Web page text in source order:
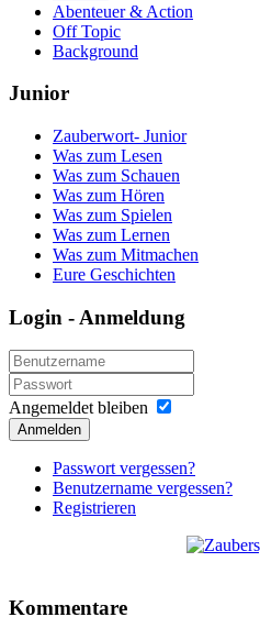
Abenteuer & Action
Off Topic
Background
Junior
Zauberwort- Junior
Was zum Lesen
Was zum Schauen
Was zum Hören
Was zum Spielen
Was zum Lernen
Was zum Mitmachen
Eure Geschichten
Login - Anmeldung
Angemeldet bleiben
Anmelden
Passwort vergessen?
Benutzername vergessen?
Registrieren
Kommentare